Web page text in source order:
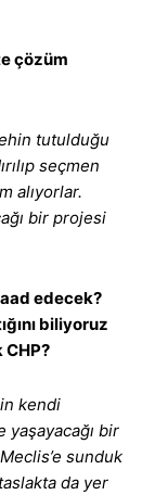
çözüm
tutulduğu
seçmen
alıyorlar.
bir projesi
edecek?
biliyoruz
kendi
yaşayacağı bir
sunduk
da yer